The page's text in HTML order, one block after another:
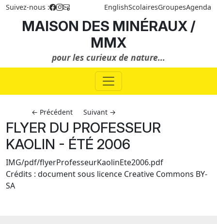
Suivez-nous : EnglishScolairesGroupesAgenda
MAISON DES MINÉRAUX /
MMX
pour les curieux de nature...
← Précédent Suivant →
FLYER DU PROFESSEUR
KAOLIN - ÉTÉ 2006
IMG/pdf/flyerProfesseurKaolinEte2006.pdf
Crédits : document sous licence Creative Commons BY-
SA